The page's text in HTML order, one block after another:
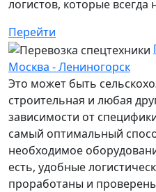
логистов, которые всегда
Перейти
Москва - Лениногорск
Это может быть
строительная и любая
зависимости от
самый оптимальный
необходимое
есть, удобные
проработаны и